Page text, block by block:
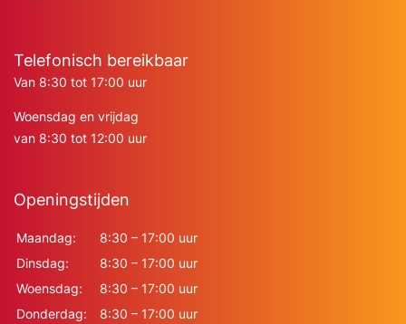
Telefonisch bereikbaar
Van 8:30 tot 17:00 uur
Woensdag en vrijdag
van 8:30 tot 12:00 uur
Openingstijden
Maandag:
8:30 – 17:00 uur
Dinsdag:
8:30 – 17:00 uur
Woensdag:
8:30 – 17:00 uur
Donderdag:
8:30 – 17:00 uur